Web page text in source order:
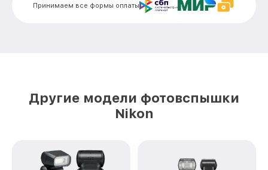
Принимаем все формы оплаты
Другие модели фотовспышки
Nikon